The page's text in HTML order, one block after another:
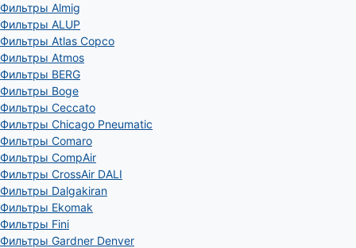
Фильтры Almig
Фильтры ALUP
Фильтры Atlas Copco
Фильтры Atmos
Фильтры BERG
Фильтры Boge
Фильтры Ceccato
Фильтры Chicago Pneumatic
Фильтры Comaro
Фильтры CompAir
Фильтры CrossAir DALI
Фильтры Dalgakiran
Фильтры Ekomak
Фильтры Fini
Фильтры Gardner Denver